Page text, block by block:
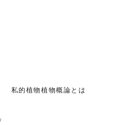
私的植物植物概論とは